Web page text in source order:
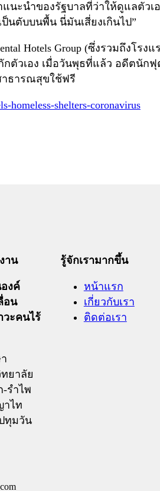
แนะนำของรัฐบาลที่ว่าให้ดูแลตั
นตับบนพื้น นี่มันเสี่ยงเกินไป”
Hotels Group (ซึ่งรวมถึงโ
ตัวเอง เมื่อวันพุธที่แล้ว อดีตนั
าธารณสุขใช้ฟรี
homeless-shelters-coronavirus
าน
งค์
อน
วะคนไร้
ยาลัย
รำไพ
ไท
ทุมวัน
รู้จักเรามากขึ้น
หน้าแรก
เกี่ยวกับเรา
ติดต่อเรา